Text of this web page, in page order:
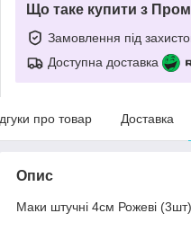
Що таке купити з
Замовлення під
Доступна доставка
про товар Доставка
Опис
Маки штучні 4см Рожеві